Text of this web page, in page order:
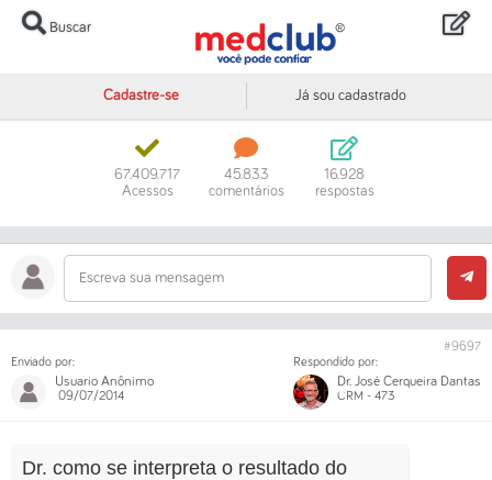
Buscar
Cadastre-se Já sou cadastrado
67.409.717
Acessos
45.833
comentários
16.928
respostas
Escreva sua mensagem
Enviado por:
Usuario Anônimo
09/07/2014
#9697
Respondido por:
Dr. José Cerqueira Dantas
CRM - 473
Dr. como se interpreta o resultado do